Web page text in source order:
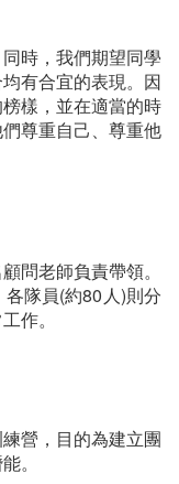
時，我們期望同學
有合宜的表現。因
樣，並在適當的時
尊重自己、尊重他
問老師負責帶領。
隊員(約80人)則分
作。
營，目的為建立團
。